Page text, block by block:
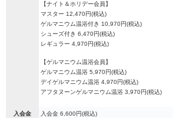
【ナイト＆ホリデー会員】
マスター 12,470円(税込)
ゲルマニウム温浴付き 10,970円(税込)
シューズ付き 6,470円(税込)
レギュラー 4,970円(税込)
【ゲルマニウム温浴会員】
ゲルマニウム温浴 5,970円(税込)
デイゲルマニウム温浴 4,970円(税込)
アフタヌーンゲルマニウム温浴 3,970円(税込)
入会金 入会金 6,600円(税込)